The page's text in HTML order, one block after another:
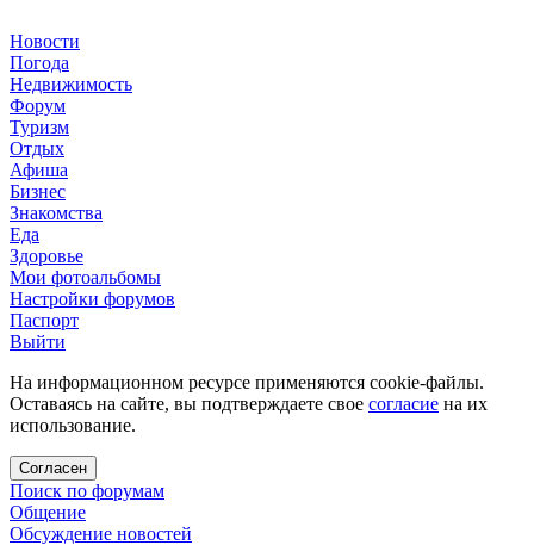
Новости
Погода
Недвижимость
Форум
Туризм
Отдых
Афиша
Бизнес
Знакомства
Еда
Здоровье
Мои фотоальбомы
Настройки форумов
Паспорт
Выйти
На информационном ресурсе применяются cookie-файлы.
Оставаясь на сайте, вы подтверждаете свое согласие на их
использование.
Согласен
Поиск по форумам
Общение
Обсуждение новостей